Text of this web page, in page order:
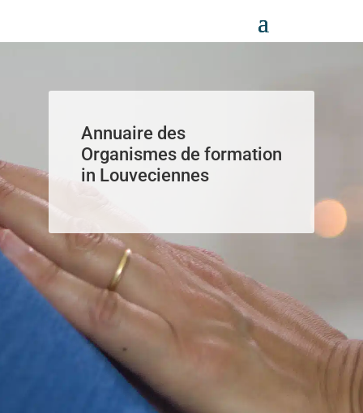
Annuaire des
Organismes de formation
in Louveciennes